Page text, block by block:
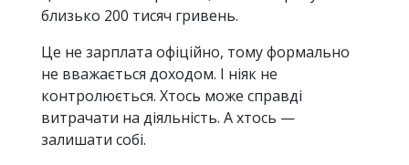
близько 200 тисяч гривень.
Це не зарплата офіційно, тому формально
не вважається доходом. І ніяк не
контролюється. Хтось може справді
витрачати на діяльність. А хтось —
залишати собі.